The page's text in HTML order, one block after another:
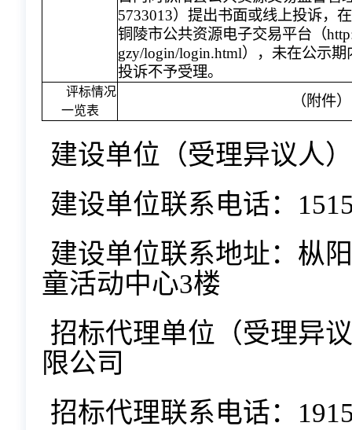
5733013）提出书面或线上投诉，
铜陵市公共资源电子交易平台（
gzy/login/login.html），未在公示
投诉不予受理。
评标情况
一览表
（附件）
建设单位（受理异议人
建设单位联系电话：
建设单位联系地址：枞
童活动中心3楼
招标代理单位（受理异
限公司
招标代理联系电话：